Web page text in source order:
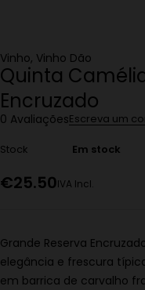
Vinho, Vinho Dão
Quinta
Encruzado
0 AvaliaçõesEscreva um
Stock Em stock
€25.50IVA Incl.
Grande Reserva
elegância e frescura
em barrica de carvalho